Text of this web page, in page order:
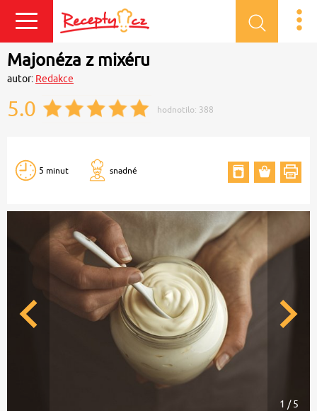
Přihlásit se
Majonéza z mixéru
autor: Redakce
5.0 hodnotilo: 388
5 minut snadné
1 / 5